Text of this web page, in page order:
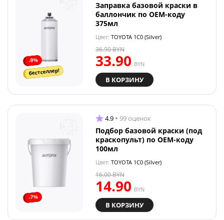
-9%
бестселлер!
Заправка базовой краски в
баллончик по OEM-коду
375мл
Цвет: TOYOTA 1C0 (Silver)
33.90 BYN
36.90BYN
В КОРЗИНУ
-7%
4.9 99 оценок
Подбор базовой краски (под
краскопульт) по OEM-коду
100мл
Цвет: TOYOTA 1C0 (Silver)
14.90 BYN
16.00BYN
В КОРЗИНУ